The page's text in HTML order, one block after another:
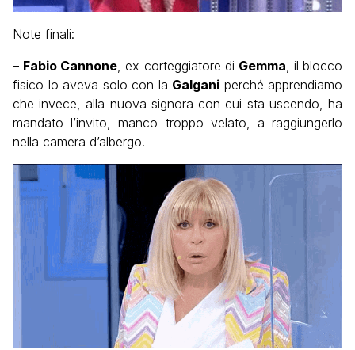
Note finali:
– Fabio Cannone, ex corteggiatore di Gemma, il blocco
fisico lo aveva solo con la Galgani perché apprendiamo
che invece, alla nuova signora con cui sta uscendo, ha
mandato l’invito, manco troppo velato, a raggiungerlo
nella camera d’albergo.